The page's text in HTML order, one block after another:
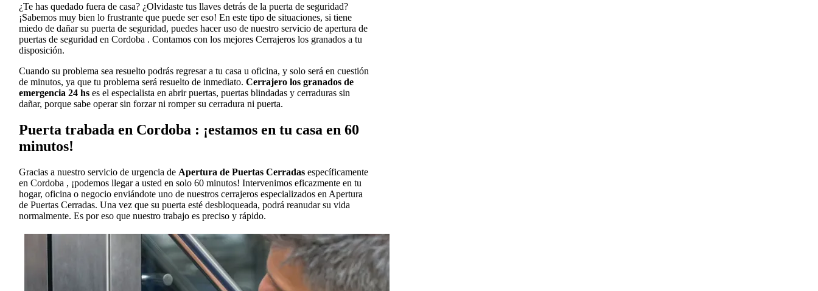
¿Te has quedado fuera de casa? ¿Olvidaste tus llaves detrás de la puerta de seguridad?
¡Sabemos muy bien lo frustrante que puede ser eso! En este tipo de situaciones, si tiene
miedo de dañar su puerta de seguridad, puedes hacer uso de nuestro servicio de apertura de
puertas de seguridad en Cordoba . Contamos con los mejores Cerrajeros los granados a tu
disposición.
Cuando su problema sea resuelto podrás regresar a tu casa u oficina, y solo será en cuestión
de minutos, ya que tu problema será resuelto de inmediato.Cerrajero los granados de
emergencia 24 hs es el especialista en abrir puertas, puertas blindadas y cerraduras sin
dañar, porque sabe operar sin forzar ni romper su cerradura ni puerta.
Puerta trabada en Cordoba : ¡estamos en tu casa en 60
minutos!
Gracias a nuestro servicio de urgencia de Apertura de Puertas Cerradas específicamente
en Cordoba , ¡podemos llegar a usted en solo 60 minutos! Intervenimos eficazmente en tu
hogar, oficina o negocio enviándote uno de nuestros cerrajeros especializados en Apertura
de Puertas Cerradas. Una vez que su puerta esté desbloqueada, podrá reanudar su vida
normalmente. Es por eso que nuestro trabajo es preciso y rápido.